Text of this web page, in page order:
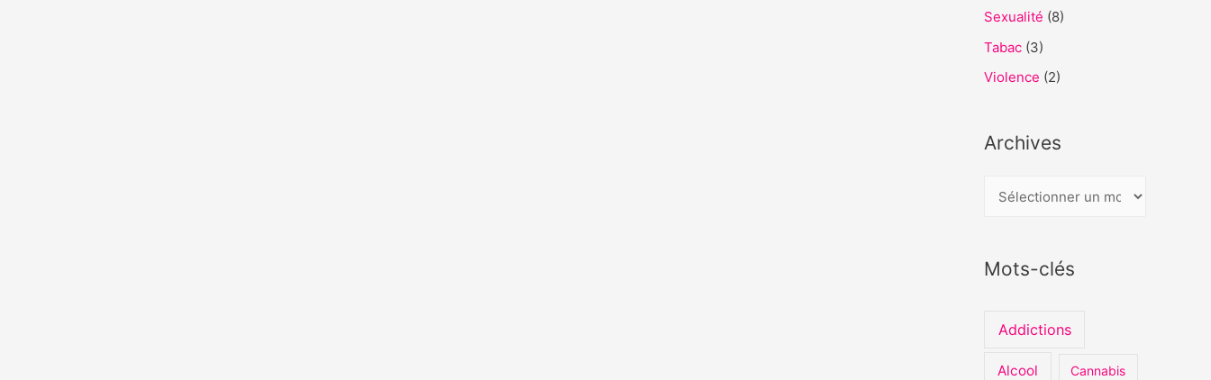
Sexualité (8)
Tabac (3)
Violence (2)
Archives
h
Mots-clés
Addictions
Alcool Cannabis